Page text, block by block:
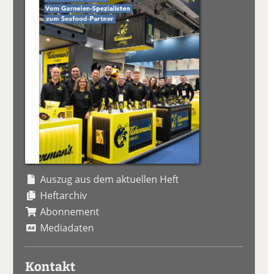
Auszug aus dem aktuellen Heft
Heftarchiv
Abonnement
Mediadaten
Kontakt